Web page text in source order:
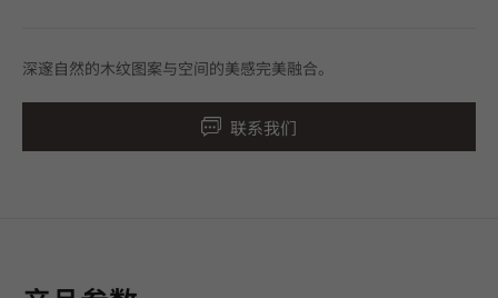
深邃自然的木纹图案与空间的美感完美融合。
联系我们